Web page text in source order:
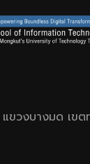
ขวงบางมด เข